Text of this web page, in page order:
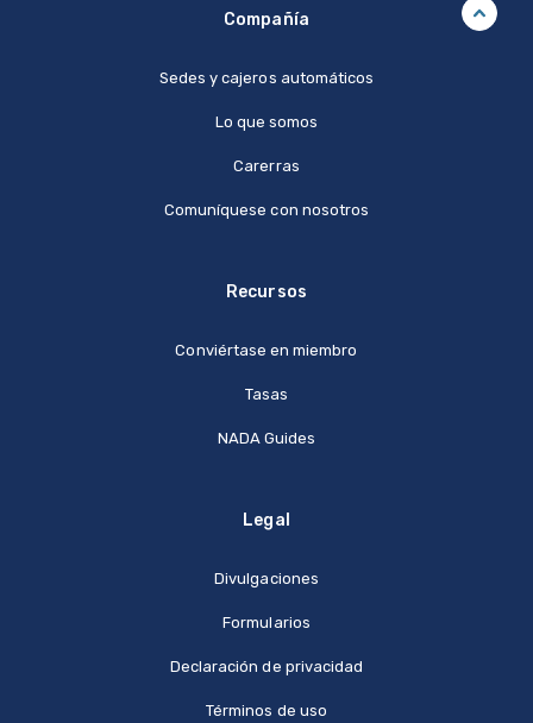
Compañía
Sedes y cajeros automáticos
Lo que somos
Carerras
Comuníquese con nosotros
Recursos
Conviértase en miembro
Tasas
NADA Guides
Legal
Divulgaciones
Formularios
Declaración de privacidad
Términos de uso